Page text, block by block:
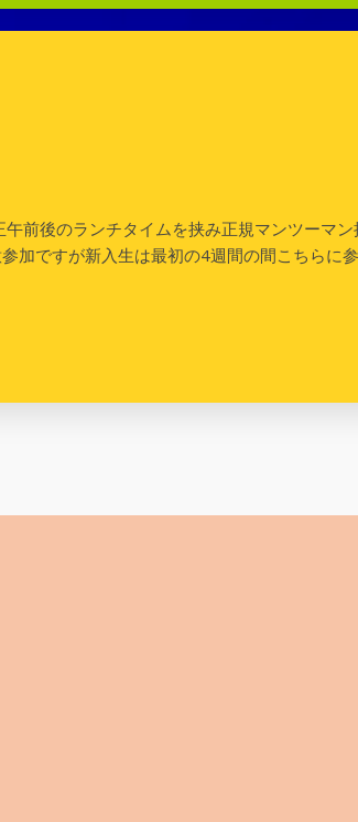
前後のランチタイムを挟み正規マンツーマン
加ですが新入生は最初の4週間の間こちらに